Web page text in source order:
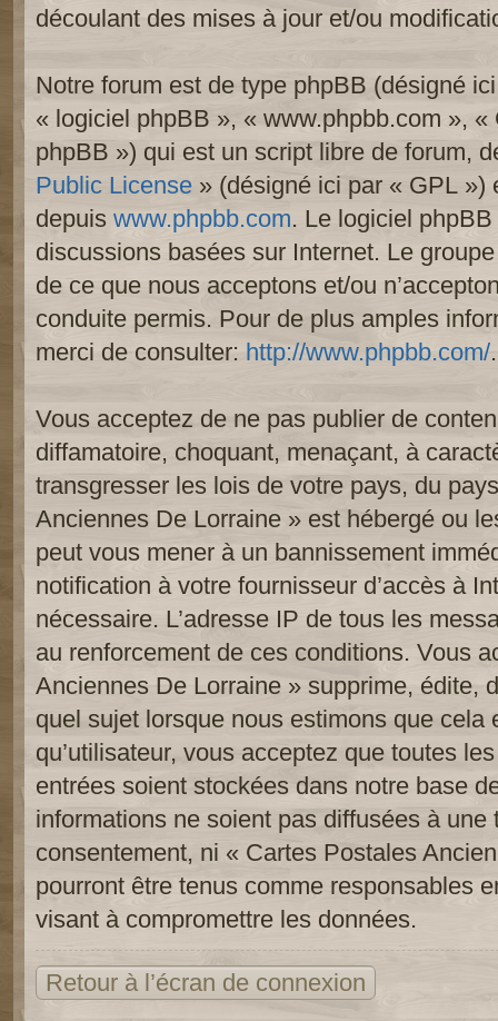
découlant des mises à jour et/ou
Notre forum est de type phpBB (désigné
« logiciel phpBB », « www.phpbb.com »,
phpBB ») qui est un script libre de forum,
Public License » (désigné ici par « GPL »)
depuis www.phpbb.com. Le logiciel
discussions basées sur Internet. Le
de ce que nous acceptons et/ou
conduite permis. Pour de plus amples
merci de consulter: http://www.phpbb.com/.
Vous acceptez de ne pas publier de
diffamatoire, choquant, menaçant, à
transgresser les lois de votre pays, du
Anciennes De Lorraine » est hébergé ou
peut vous mener à un bannissement
notification à votre fournisseur d’accès à
nécessaire. L’adresse IP de tous les
au renforcement de ces conditions. Vous
Anciennes De Lorraine » supprime, édite,
quel sujet lorsque nous estimons que cela
qu’utilisateur, vous acceptez que toutes
entrées soient stockées dans notre base
informations ne soient pas diffusées à une
consentement, ni « Cartes Postales
pourront être tenus comme responsables
visant à compromettre les données.
Retour à l’écran de connexion